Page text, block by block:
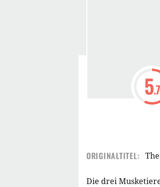
5.7
ORIGINALTITEL:
Die drei